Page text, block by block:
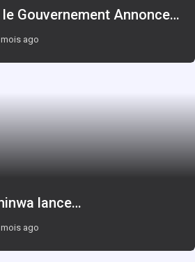
Gouvernement Annonce…
ago
lance…
ago